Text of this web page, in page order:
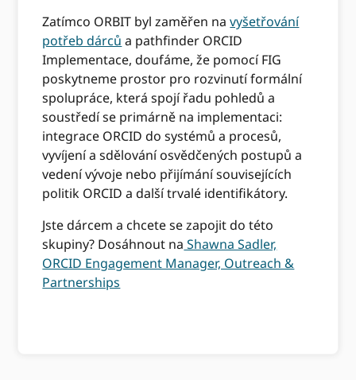
Zatímco ORBIT byl zaměřen navyšetřování
potřeb dárců a pathfinder ORCID
Implementace, doufáme, že pomocí FIG
poskytneme prostor pro rozvinutí formální
spolupráce, která spojí řadu pohledů a
soustředí se primárně na implementaci:
integrace ORCID do systémů a procesů,
vyvíjení a sdělování osvědčených postupů a
vedení vývoje nebo přijímání souvisejících
politik ORCID a další trvalé identifikátory.
Jste dárcem a chcete se zapojit do této
skupiny? Dosáhnout na Shawna Sadler,
ORCID Engagement Manager, Outreach &
Partnerships